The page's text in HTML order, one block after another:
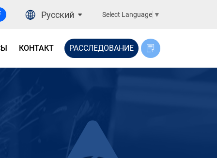
Русский Select Language ▼
КОНТАКТ РАССЛЕДОВАНИЕ